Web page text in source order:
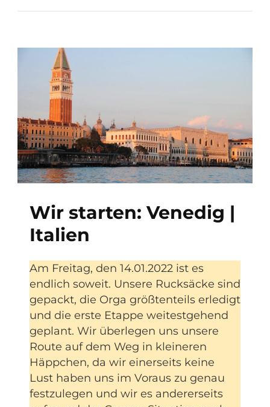
Wir starten: Venedig |
Italien
Am Freitag, den 14.01.2022 ist es
endlich soweit. Unsere Rucksäcke sind
gepackt, die Orga größtenteils erledigt
und die erste Etappe weitestgehend
geplant. Wir überlegen uns unsere
Route auf dem Weg in kleineren
Häppchen, da wir einerseits keine
Lust haben uns im Voraus zu genau
festzulegen und wir es andererseits